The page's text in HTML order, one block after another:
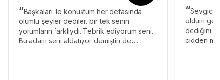
Başkaları ile konuştum her defasında
olumlu şeyler dediler. bir tek senin
yorumların farklıydı. Tebrik ediyorum seni.
Bu adam seni aldatıyor demiştin de
oldum
dediğini
cidden